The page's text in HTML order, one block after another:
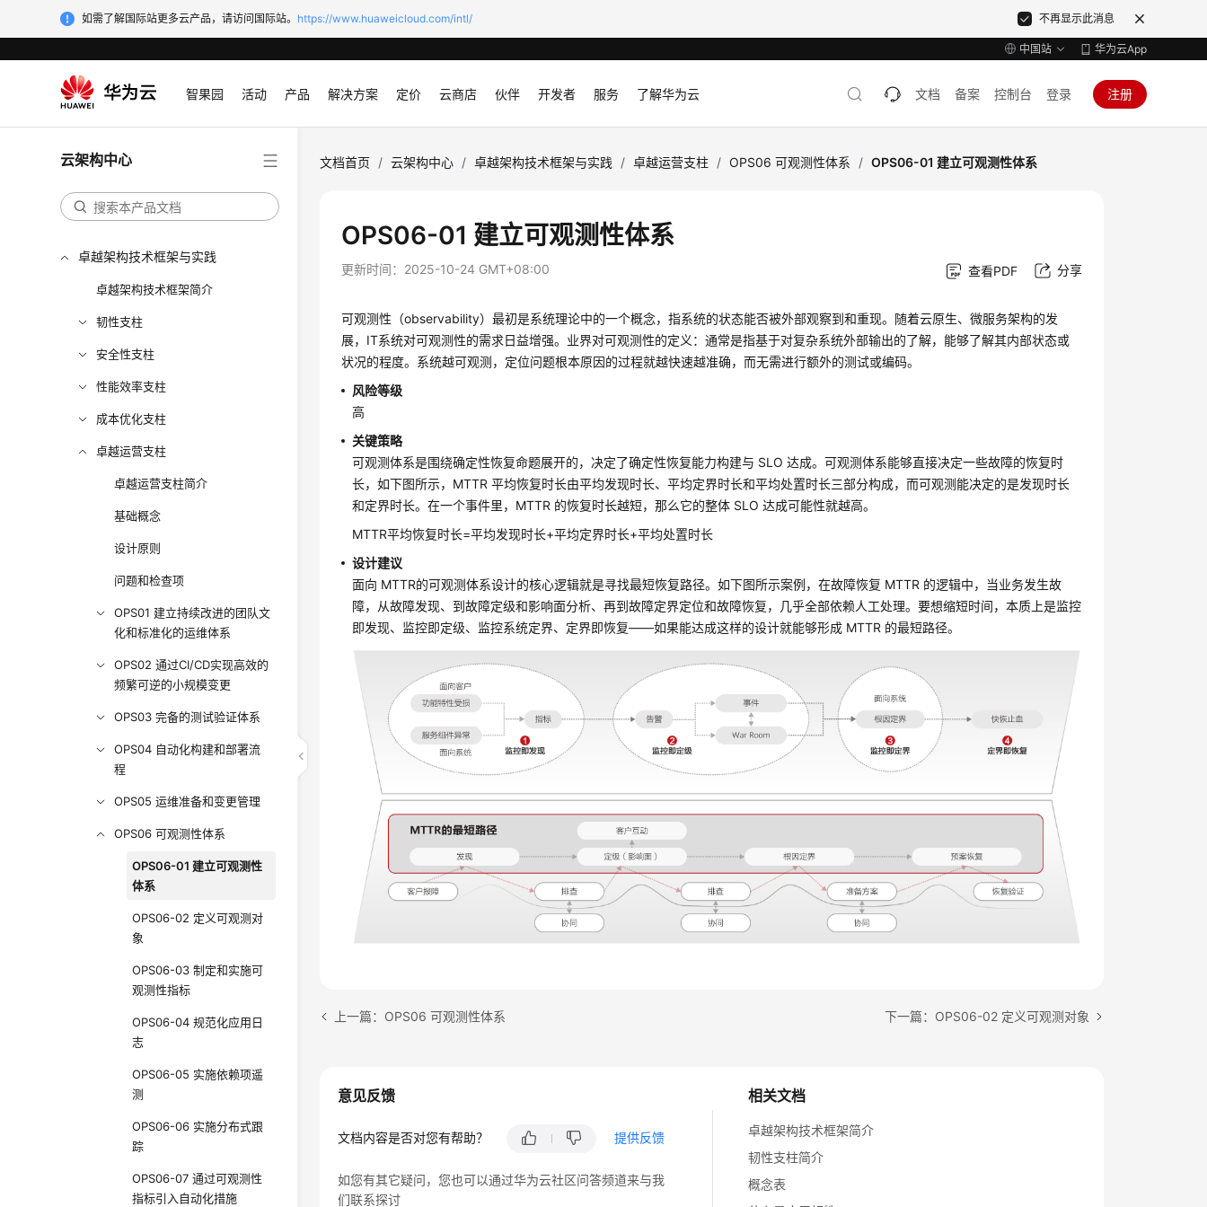
如需了解国际站更多云产品，请访问国际站。 https://www.huaweicloud.com/intl/ 不再显示此消息
中国站 华为云App
智果园 活动 产品 解决方案 定价 云商店 伙伴 开发者 服务 了解华为云 文档 备案 控制台 登录 注册
云架构中心
卓越架构技术框架与实践
卓越架构技术框架简介
韧性支柱
安全性支柱
性能效率支柱
成本优化支柱
卓越运营支柱
卓越运营支柱简介
基础概念
设计原则
问题和检查项
OPS01 建立持续改进的团队文
化和标准化的运维体系
OPS02 通过CI/CD实现高效的
频繁可逆的小规模变更
OPS03 完备的测试验证体系
OPS04 自动化构建和部署流
程
OPS05 运维准备和变更管理
OPS06 可观测性体系
OPS06-01 建立可观测性
体系
OPS06-02 定义可观测对
象
OPS06-03 制定和实施可
观测性指标
OPS06-04 规范化应用日
志
OPS06-05 实施依赖项遥
测
OPS06-06 实施分布式跟
踪
OPS06-07 通过可观测性
指标引入自动化措施
文档首页 / 云架构中心 / 卓越架构技术框架与实践 / 卓越运营支柱 / OPS06 可观测性体系 / OPS06-01 建立可观测性体系
OPS06-01 建立可观测性体系
更新时间： 2025-10-24 GMT+08:00 查看PDF 分享
可观测性（observability）最初是系统理论中的一个概念，指系统的状态能否被外部观察到和重现。随着云原生、微服务架构的发
展，IT系统对可观测性的需求日益增强。业界对可观测性的定义：通常是指基于对复杂系统外部输出的了解，能够了解其内部状态或
状况的程度。系统越可观测，定位问题根本原因的过程就越快速越准确，而无需进行额外的测试或编码。
风险等级
高
关键策略
可观测体系是围绕确定性恢复命题展开的，决定了确定性恢复能力构建与 SLO 达成。可观测体系能够直接决定一些故障的恢复时
长，如下图所示，MTTR 平均恢复时长由平均发现时长、平均定界时长和平均处置时长三部分构成，而可观测能决定的是发现时长
和定界时长。在一个事件里，MTTR 的恢复时长越短，那么它的整体 SLO 达成可能性就越高。
MTTR平均恢复时长=平均发现时长+平均定界时长+平均处置时长
设计建议
面向 MTTR的可观测体系设计的核心逻辑就是寻找最短恢复路径。如下图所示案例，在故障恢复 MTTR 的逻辑中，当业务发生故
障，从故障发现、到故障定级和影响面分析、再到故障定界定位和故障恢复，几乎全部依赖人工处理。要想缩短时间，本质上是监控
即发现、监控即定级、监控系统定界、定界即恢复——如果能达成这样的设计就能够形成 MTTR 的最短路径。
上一篇：OPS06 可观测性体系 下一篇：OPS06-02 定义可观测对象
相关文档
卓越架构技术框架简介
韧性支柱简介
概念表
意见反馈
文档内容是否对您有帮助？ 提供反馈
如您有其它疑问，您也可以通过华为云社区问答频道来与我
们联系探讨